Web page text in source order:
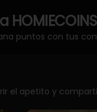
HOMIECOINS
puntos con tus
el apetito y